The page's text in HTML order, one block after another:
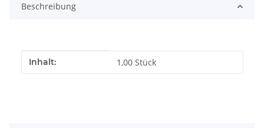
Beschreibung
Produkteigenschaft
Wert
Inhalt: 1,00 Stück